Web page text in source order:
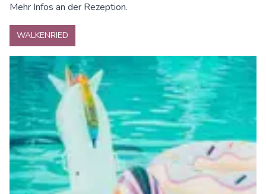
Mehr Infos an der Rezeption.
WALKENRIED